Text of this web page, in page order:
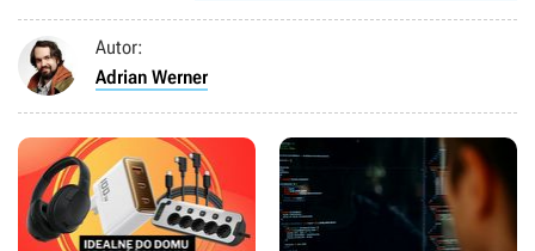
Autor:
Adrian Werner